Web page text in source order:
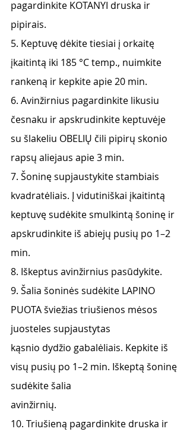
pagardinkite KOTANYI druska ir
pipirais.
5. Keptuvę dėkite tiesiai į orkaitę
įkaitintą iki 185 °C temp., nuimkite
rankeną ir kepkite apie 20 min.
6. Avinžirnius pagardinkite likusiu
česnaku ir apskrudinkite keptuvėje
su šlakeliu OBELIŲ čili pipirų skonio
rapsų aliejaus apie 3 min.
7. Šoninę supjaustykite stambiais
kvadratėliais. Į vidutiniškai įkaitintą
keptuvę sudėkite smulkintą šoninę ir
apskrudinkite iš abiejų pusių po 1–2
min.
8. Iškeptus avinžirnius pasūdykite.
9. Šalia šoninės sudėkite LAPINO
PUOTA šviežias triušienos mėsos
juosteles supjaustytas
kąsnio dydžio gabalėliais. Kepkite iš
visų pusių po 1–2 min. Iškeptą šoninę
sudėkite šalia
avinžirnių.
10. Triušieną pagardinkite druska ir